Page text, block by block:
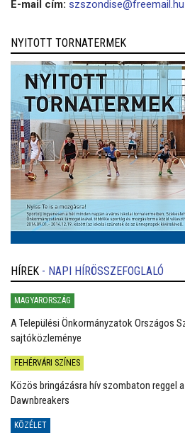
E-mail cím: szszondise@freemail.hu
NYITOTT TORNATERMEK
HÍREK - NAPI HÍRÖSSZEFOGLALÓ
MAGYARORSZÁG
A Települési Önkormányzatok Országos
sajtóközleménye
FEHÉRVÁRI SZÍNES
Közös bringázásra hív szombaton reggel
Dawnbreakers
KÖZÉLET